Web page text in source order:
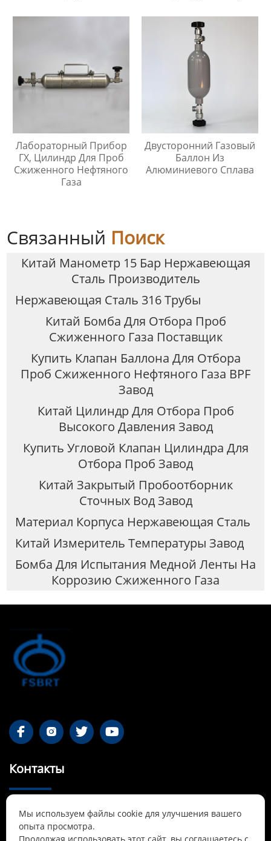
Инъекций
Лабораторный Прибор
ГХ, Цилиндр Для Проб
Сжиженного Нефтяного
Газа
Двусторонний Газовый
Баллон Из
Алюминиевого Сплава
Связанный Поиск
Китай Манометр 15 Бар Нержавеющая
Сталь Производитель
Нержавеющая Сталь 316 Трубы
Китай Бомба Для Отбора Проб
Сжиженного Газа Поставщик
Купить Клапан Баллона Для Отбора
Проб Сжиженного Нефтяного Газа BPF
Завод
Китай Цилиндр Для Отбора Проб
Высокого Давления Завод
Купить Угловой Клапан Цилиндра Для
Отбора Проб Завод
Китай Закрытый Пробоотборник
Сточных Вод Завод
Материал Корпуса Нержавеющая Сталь
Китай Измеритель Температуры Завод
Бомба Для Испытания Медной Ленты На
Коррозию Сжиженного Газа
   
Контакты

55-1 Qianjin Road, район Синьфу, Фушунь,
Ляонин
Мы используем файлы cookie для улучшения вашего
опыта просмотра.